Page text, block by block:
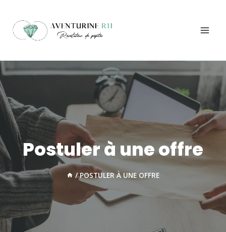
contenu
Postuler à une offre
/ POSTULER À UNE OFFRE